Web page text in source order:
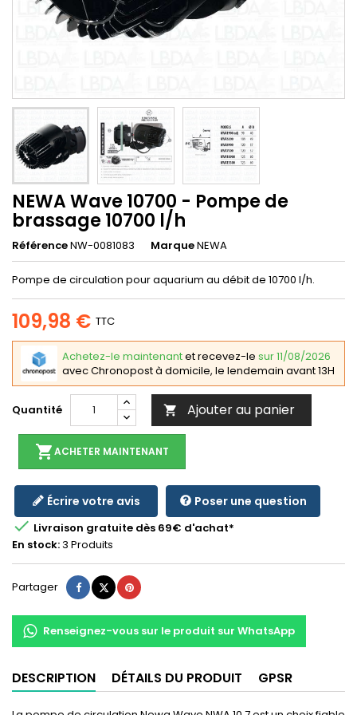
NEWA Wave 10700 - Pompe de
brassage 10700 l/h
RéférenceNW-0081083 MarqueNEWA
Pompe de circulation pour aquarium au débit de 10700 l/h.
109,98 € TTC
Achetez-le maintenantet recevez-le sur 11/08/2026
avec Chronopost à domicile, le lendemain avant 13H
Quantité  Ajouter au panier
shopping_cartACHETER MAINTENANT
Écrire votre avis Poser une question
 Livraison gratuite dès 69€ d'achat*
En stock:3 Produits
Partager Partager
TweetPinterest
Renseignez-vous sur le produit sur WhatsApp
DESCRIPTION DÉTAILS DU PRODUIT GPSR